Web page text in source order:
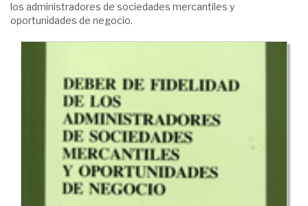
los administradores de sociedades mercantiles y
oportunidades de negocio.